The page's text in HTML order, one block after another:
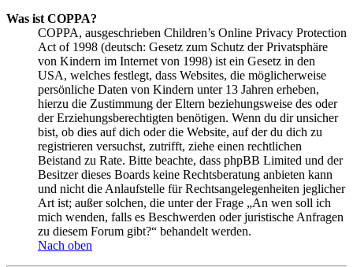
Was ist COPPA?
COPPA, ausgeschrieben Children’s Online Privacy Protection
Act of 1998 (deutsch: Gesetz zum Schutz der Privatsphäre
von Kindern im Internet von 1998) ist ein Gesetz in den
USA, welches festlegt, dass Websites, die möglicherweise
persönliche Daten von Kindern unter 13 Jahren erheben,
hierzu die Zustimmung der Eltern beziehungsweise des oder
der Erziehungsberechtigten benötigen. Wenn du dir unsicher
bist, ob dies auf dich oder die Website, auf der du dich zu
registrieren versuchst, zutrifft, ziehe einen rechtlichen
Beistand zu Rate. Bitte beachte, dass phpBB Limited und der
Besitzer dieses Boards keine Rechtsberatung anbieten kann
und nicht die Anlaufstelle für Rechtsangelegenheiten jeglicher
Art ist; außer solchen, die unter der Frage „An wen soll ich
mich wenden, falls es Beschwerden oder juristische Anfragen
zu diesem Forum gibt?“ behandelt werden.
Nach oben